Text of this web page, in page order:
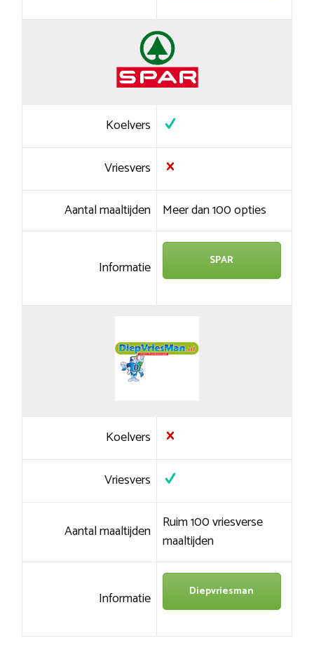
Koelvers
Vriesvers
Aantal maaltijden Meer dan 100 opties
Informatie SPAR
Koelvers
Vriesvers
Aantal maaltijden Ruim 100 vriesverse
maaltijden
Informatie Diepvriesman